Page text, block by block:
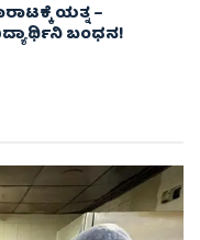
ಯತ್ನ –
ಬಂಧನ!